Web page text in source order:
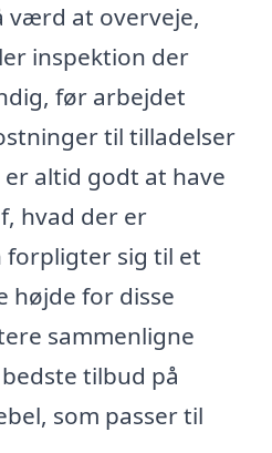
værd at overveje,
inspektion der
før arbejdet
til tilladelser
altid godt at have
hvad der er
sig til et
højde for disse
sammenligne
tilbud på
som passer til